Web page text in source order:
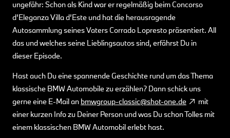
ungefähr: Schon als Kind war er regelmäßig beim Concorso
d’Eleganza Villa d’Este und hat die herausragende
Autosammlung seines Vaters Corrado Lopresto präsentiert. All
das und welches seine Lieblingsautos sind, erfährst Du in
dieser Episode.
Hast auch Du eine spannende Geschichte rund um das Thema
klassische BMW Automobile zu erzählen? Dann schick uns
gerne eine E-Mail an bmwgroup-classic@shot-one.de
mit
einer kurzen Info zu Deiner Person und was Du schon Tolles mit
einem klassischen BMW Automobil erlebt hast.